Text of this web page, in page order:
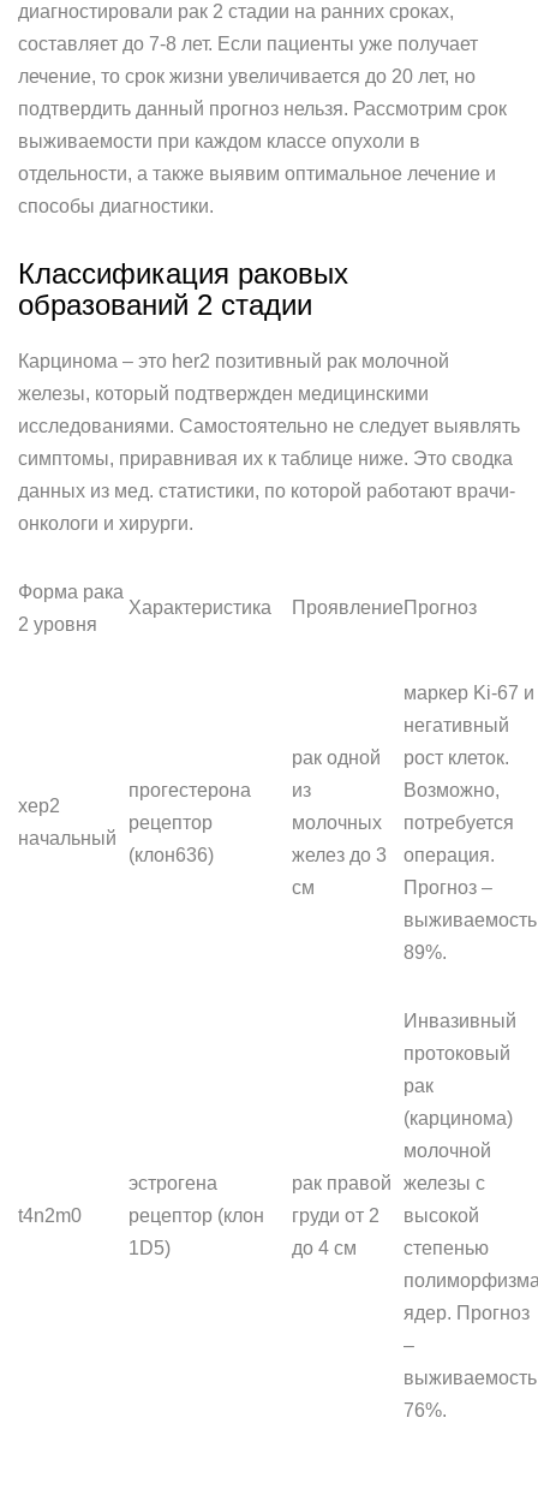
диагностировали рак 2 стадии на ранних сроках,
составляет до 7-8 лет. Если пациенты уже получает
лечение, то срок жизни увеличивается до 20 лет, но
подтвердить данный прогноз нельзя. Рассмотрим срок
выживаемости при каждом классе опухоли в
отдельности, а также выявим оптимальное лечение и
способы диагностики.
Классификация раковых
образований 2 стадии
Карцинома – это her2 позитивный рак молочной
железы, который подтвержден медицинскими
исследованиями. Самостоятельно не следует выявлять
симптомы, приравнивая их к таблице ниже. Это сводка
данных из мед. статистики, по которой работают врачи-
онкологи и хирурги.
Форма рака
2 уровня
Характеристика ПроявлениеПрогноз
хер2
начальный
прогестерона
рецептор
(клон636)
рак одной
из
молочных
желез до 3
см
маркер Ki-67 и
негативный
рост клеток.
Возможно,
потребуется
операция.
Прогноз –
выживаемость
89%.
t4n2m0
эстрогена
рецептор (клон
1D5)
рак правой
груди от 2
до 4 см
Инвазивный
протоковый
рак
(карцинома)
молочной
железы с
высокой
степенью
ядер. Прогноз
–
выживаемость
76%.